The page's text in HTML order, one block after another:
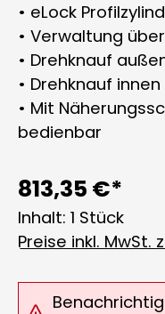
• eLock
• Verwaltung
• Drehknauf
• Drehknauf
• Mit
bedienbar
813,35 €*
Inhalt: 1 Stück
Preise inkl. MwSt.